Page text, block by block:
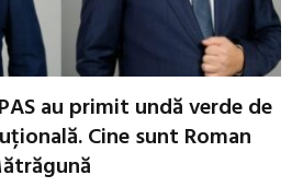
au primit undă verde de
Cine sunt Roman